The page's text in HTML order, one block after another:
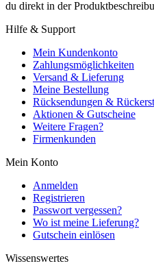
du direkt in der
Hilfe & Support
Mein Kundenkonto
Zahlungsmöglichkeiten
Versand & Lieferung
Meine Bestellung
Rücksendungen &
Aktionen & Gutscheine
Weitere Fragen?
Firmenkunden
Mein Konto
Anmelden
Registrieren
Passwort vergessen?
Wo ist meine Lieferung?
Gutschein einlösen
Wissenswertes